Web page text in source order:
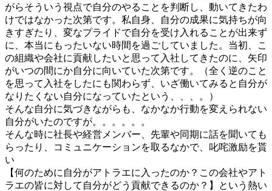
がらそういう視点で自分のやることを判断し、動いてきたわ
けではなかった次第です。私自身、自分の成果に気持ちが向
きすぎたり、変なプライドで自分を受け入れることが出来ず
に、本当にもったいない時間を過ごしていました。当初、こ
の組織や会社に貢献したいと思って入社してきたのに、矢印
がいつの間にか自分に向いていた次第です。（全く逆のこと
を思って入社をしたにも関わらず、いざ働いてみると自分が
なりたくない自分になっていたという、、、。）
そんな自分に気づきながらも、なかなか行動を変えられない
自分がいたのですが。。。。。。
そんな時に社長や経営メンバー、先輩や同期に話を聞いても
らったり、コミュニケーションを取るなかで、叱咤激励を貰
い
【何のために自分がアトラエに入ったのか？この会社やアト
ラエの皆に対して自分がどう貢献できるのか？】という熱い